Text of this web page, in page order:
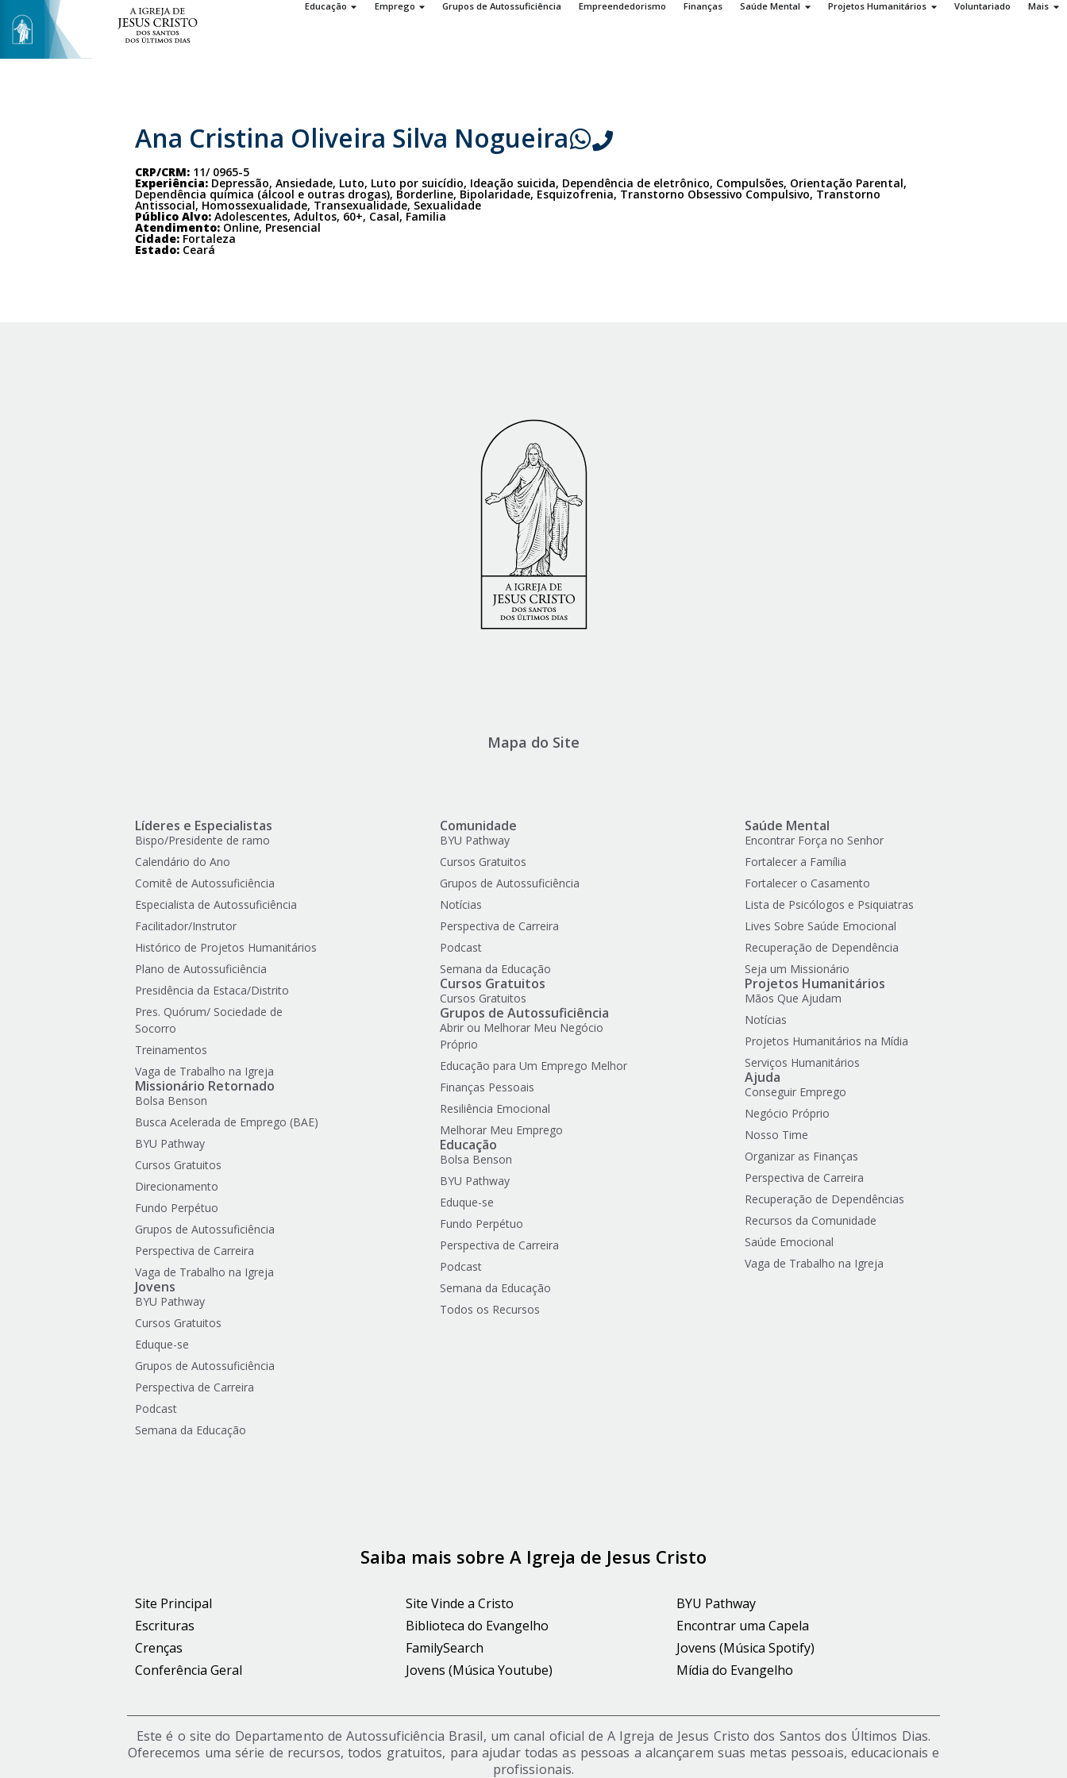
Educação Emprego Grupos de Autossuficiência Empreendedorismo Finanças Saúde Mental Projetos Humanitários Voluntariado Mais
Ana Cristina Oliveira Silva Nogueira
CRP/CRM: 11/ 0965-5
Experiência: Depressão, Ansiedade, Luto, Luto por suicídio, Ideação suicida, Dependência de eletrônico, Compulsões, Orientação Parental,
Dependência química (álcool e outras drogas), Borderline, Bipolaridade, Esquizofrenia, Transtorno Obsessivo Compulsivo, Transtorno
Antissocial, Homossexualidade, Transexualidade, Sexualidade
Público Alvo: Adolescentes, Adultos, 60+, Casal, Familia
Atendimento: Online, Presencial
Cidade: Fortaleza
Estado: Ceará
Mapa do Site
Líderes e Especialistas
Bispo/Presidente de ramo
Calendário do Ano
Comitê de Autossuficiência
Especialista de Autossuficiência
Facilitador/Instrutor
Histórico de Projetos Humanitários
Plano de Autossuficiência
Presidência da Estaca/Distrito
Pres. Quórum/ Sociedade de
Socorro
Treinamentos
Vaga de Trabalho na Igreja
Missionário Retornado
Bolsa Benson
Busca Acelerada de Emprego (BAE)
BYU Pathway
Cursos Gratuitos
Direcionamento
Fundo Perpétuo
Grupos de Autossuficiência
Perspectiva de Carreira
Vaga de Trabalho na Igreja
Jovens
BYU Pathway
Cursos Gratuitos
Eduque-se
Grupos de Autossuficiência
Perspectiva de Carreira
Podcast
Semana da Educação
Comunidade
BYU Pathway
Cursos Gratuitos
Grupos de Autossuficiência
Notícias
Perspectiva de Carreira
Podcast
Semana da Educação
Cursos Gratuitos
Cursos Gratuitos
Grupos de Autossuficiência
Abrir ou Melhorar Meu Negócio
Próprio
Educação para Um Emprego Melhor
Finanças Pessoais
Resiliência Emocional
Melhorar Meu Emprego
Educação
Bolsa Benson
BYU Pathway
Eduque-se
Fundo Perpétuo
Perspectiva de Carreira
Podcast
Semana da Educação
Todos os Recursos
Saúde Mental
Encontrar Força no Senhor
Fortalecer a Família
Fortalecer o Casamento
Lista de Psicólogos e Psiquiatras
Lives Sobre Saúde Emocional
Recuperação de Dependência
Seja um Missionário
Projetos Humanitários
Mãos Que Ajudam
Notícias
Projetos Humanitários na Mídia
Serviços Humanitários
Ajuda
Conseguir Emprego
Negócio Próprio
Nosso Time
Organizar as Finanças
Perspectiva de Carreira
Recuperação de Dependências
Recursos da Comunidade
Saúde Emocional
Vaga de Trabalho na Igreja
Saiba mais sobre A Igreja de Jesus Cristo
Site Principal
Escrituras
Crenças
Conferência Geral
Site Vinde a Cristo
Biblioteca do Evangelho
FamilySearch
Jovens (Música Youtube)
BYU Pathway
Encontrar uma Capela
Jovens (Música Spotify)
Mídia do Evangelho
Este é o site do Departamento de Autossuficiência Brasil, um canal oficial de A Igreja de Jesus Cristo dos Santos dos Últimos Dias.
Oferecemos uma série de recursos, todos gratuitos, para ajudar todas as pessoas a alcançarem suas metas pessoais, educacionais e
profissionais.